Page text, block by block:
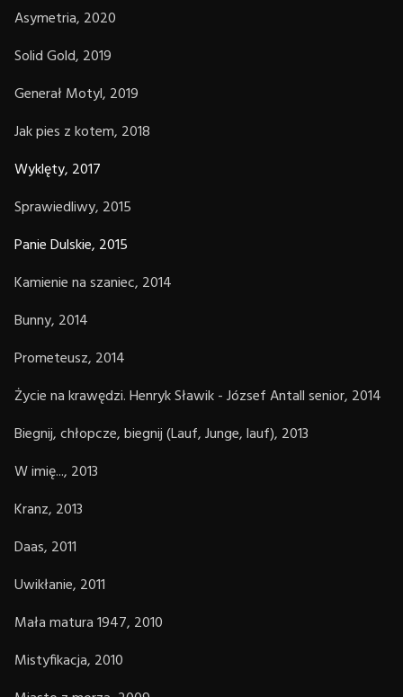
Asymetria, 2020
Solid Gold, 2019
Generał Motyl, 2019
Jak pies z kotem, 2018
Wyklęty, 2017
Sprawiedliwy, 2015
Panie Dulskie, 2015
Kamienie na szaniec, 2014
Bunny, 2014
Prometeusz, 2014
Życie na krawędzi. Henryk Sławik - József Antall senior, 2014
Biegnij, chłopcze, biegnij (Lauf, Junge, lauf), 2013
W imię..., 2013
Kranz, 2013
Daas, 2011
Uwikłanie, 2011
Mała matura 1947, 2010
Mistyfikacja, 2010